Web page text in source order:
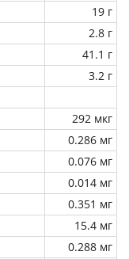
19 г
2.8 г
41.1 г
3.2 г
292 мкг
0.286 мг
0.076 мг
0.014 мг
0.351 мг
15.4 мг
0.288 мг